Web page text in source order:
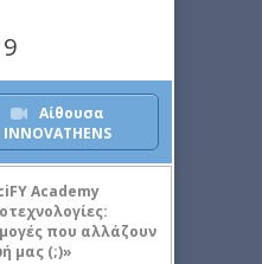
Αίθουσα
INNOVATHENS
Academy
που αλλάζουν
μας (;)»